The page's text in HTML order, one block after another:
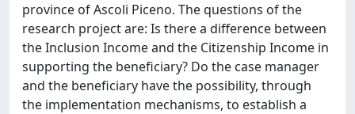
province of Ascoli Piceno. The questions of the
research project are: Is there a difference between
the Inclusion Income and the Citizenship Income in
supporting the beneficiary? Do the case manager
and the beneficiary have the possibility, through
the implementation mechanisms, to establish a